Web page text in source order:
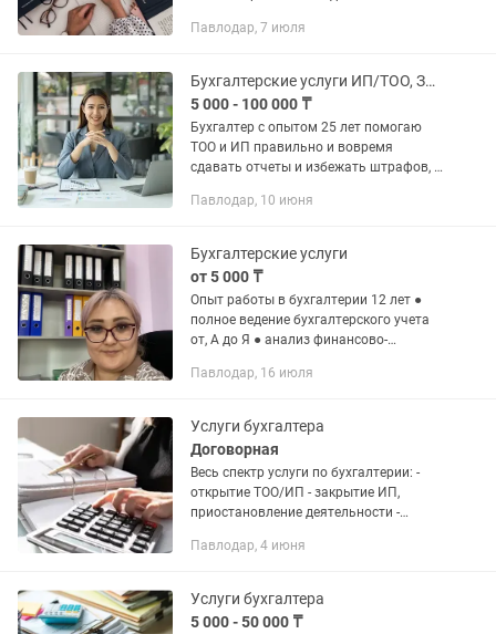
•Подготовка и сдача отчетности
Павлодар, 7 июля
Бухгалтерские услуги ИП/ТОО, Закрытие ИП, ЭСФ, СНТ
5 000 - 100 000 ₸
Бухгалтер с опытом 25 лет помогаю
ТОО и ИП правильно и вовремя
сдавать отчеты и избежать штрафов, а
сокращать расходы, оптимизировать
Павлодар, 10 июня
Бухгалтерские услуги
от 5 000 ₸
Опыт работы в бухгалтерии 12 лет ●
полное ведение бухгалтерского учета
от, А до Я ● анализ финансово-
формирование учетной политики ●
Павлодар, 16 июля
Услуги бухгалтера
Договорная
Весь спектр услуги по бухгалтерии: -
открытие ТОО/ИП - закрытие ИП,
приостановление деятельности -
бизнеса - регистрация в ис эсф,
Павлодар, 4 июня
Услуги бухгалтера
5 000 - 50 000 ₸